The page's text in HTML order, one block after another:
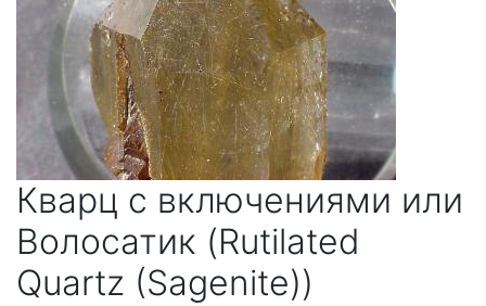
Кварц с включениями или
Волосатик (Rutilated
Quartz (Sagenite))